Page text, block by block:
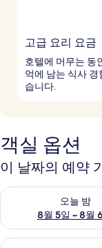
고급 요리 요금
호텔에 머무는 동
억에 남는 식사
습니다.
객실 옵션
이 날짜의 예약
오늘 밤
8월 5일 ~ 8월
오늘 밤 예약 가능 여
이번 주말 예약 가능